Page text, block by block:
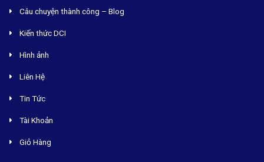
Câu chuyện thành công – Blog
Kiến thức DCI
Hình ảnh
Liên Hệ
Tin Tức
Tài Khoản
Giỏ Hàng